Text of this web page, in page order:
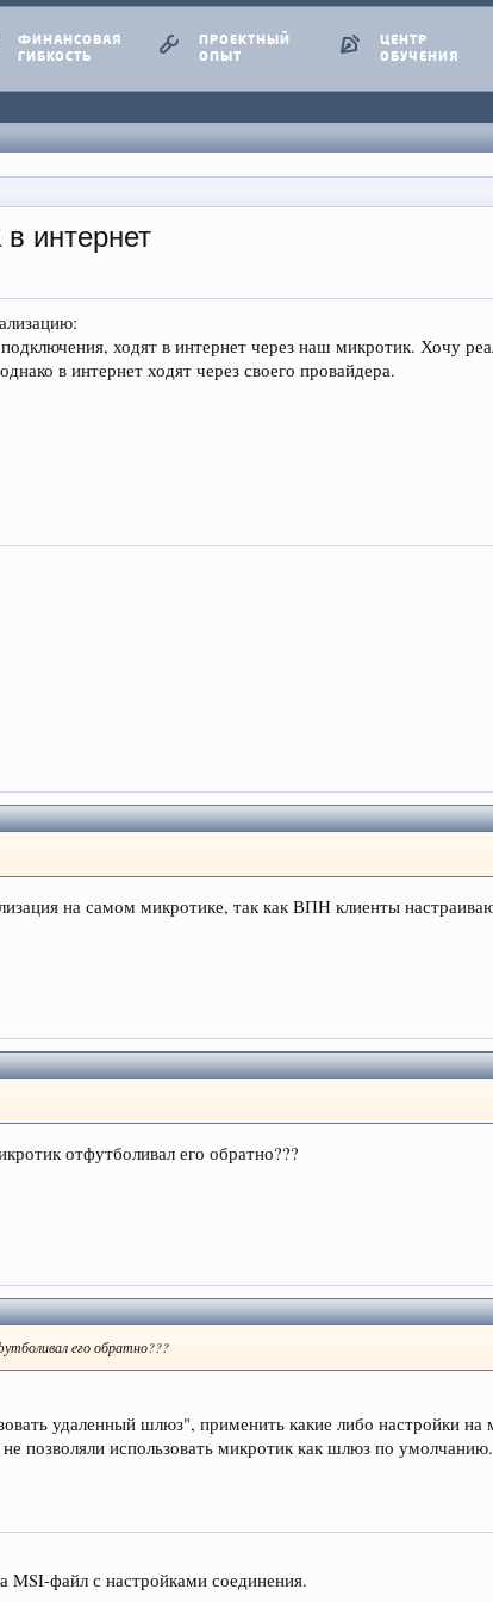
интернет
ходят в интернет через наш микротик. Хочу
в интернет ходят через своего провайдера.
на самом микротике, так как ВПН клиенты
отфутболивал его обратно???
его обратно???
удаленный шлюз", применить какие либо настройки на
позволяли использовать микротик как шлюз по умолчанию.
MSI-файл с настройками соединения.
ФИНАНСОВАЯ
ГИБКОСТЬ
ПРОЕКТНЫЙ
ОПЫТ
ЦЕНТР
ОБУЧЕНИЯ